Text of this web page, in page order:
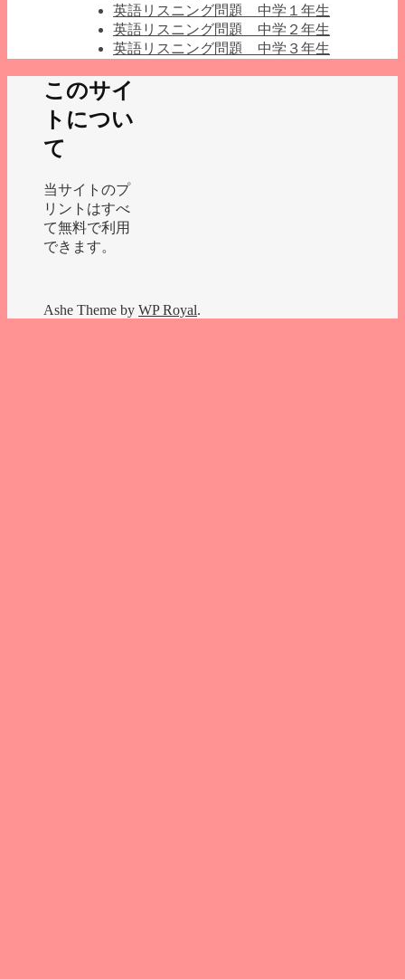
英語リスニング問題 中学１年生
英語リスニング問題 中学２年生
英語リスニング問題 中学３年生
このサイ
トについ
て
当サイトのプ
リントはすべ
て無料で利用
できます。
Ashe Theme by WP Royal.